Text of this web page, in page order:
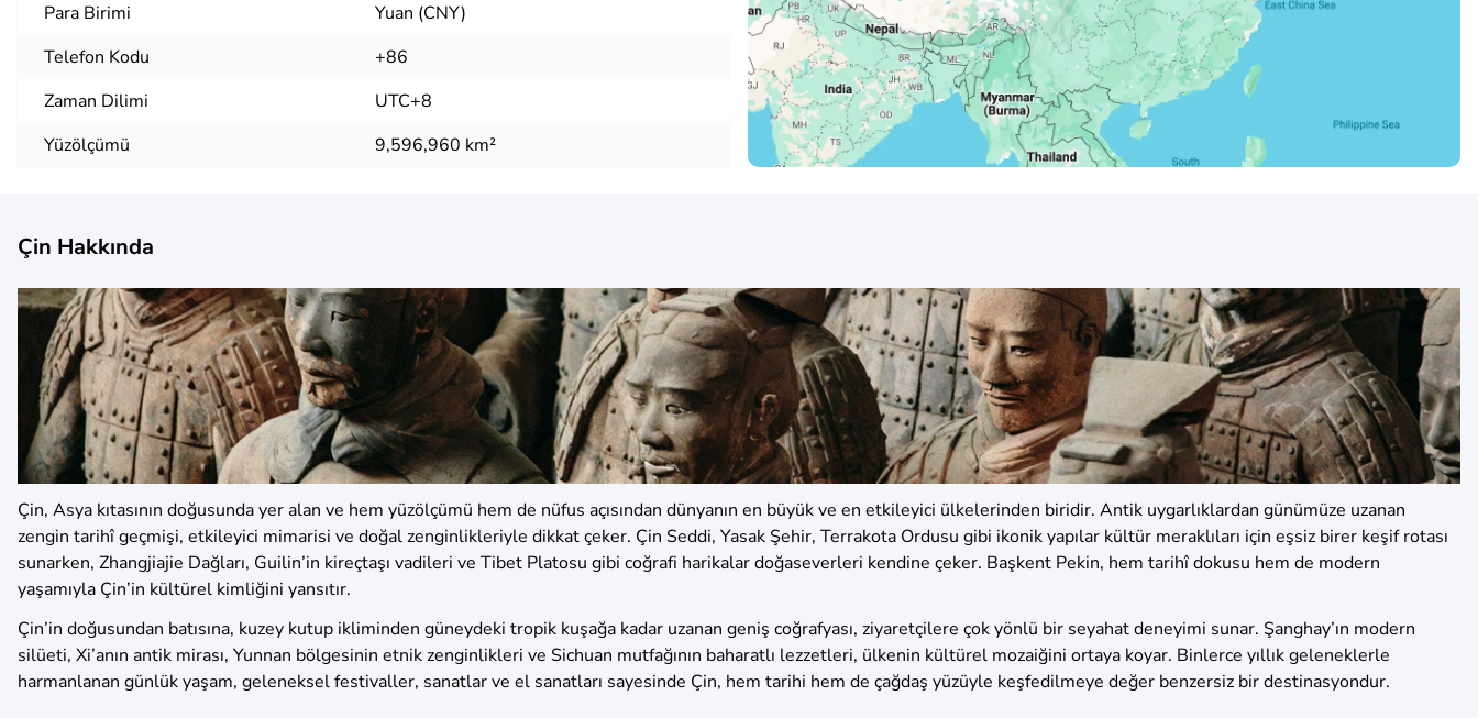
Para Birimi
Yuan (CNY)
Telefon Kodu
+86
Zaman Dilimi
UTC+8
Yüzölçümü
9,596,960 km²
Çin Hakkında
Çin, Asya kıtasının doğusunda yer alan ve hem yüzölçümü hem de nüfus açısından dünyanın en büyük ve en etkileyici ülkelerinden biridir. Antik uygarlıklardan günümüze uzanan
zengin tarihî geçmişi, etkileyici mimarisi ve doğal zenginlikleriyle dikkat çeker. Çin Seddi, Yasak Şehir, Terrakota Ordusu gibi ikonik yapılar kültür meraklıları için eşsiz birer keşif rotası
sunarken, Zhangjiajie Dağları, Guilin’in kireçtaşı vadileri ve Tibet Platosu gibi coğrafi harikalar doğaseverleri kendine çeker. Başkent Pekin, hem tarihî dokusu hem de modern
yaşamıyla Çin’in kültürel kimliğini yansıtır.
Çin’in doğusundan batısına, kuzey kutup ikliminden güneydeki tropik kuşağa kadar uzanan geniş coğrafyası, ziyaretçilere çok yönlü bir seyahat deneyimi sunar. Şanghay’ın modern
silüeti, Xi’anın antik mirası, Yunnan bölgesinin etnik zenginlikleri ve Sichuan mutfağının baharatlı lezzetleri, ülkenin kültürel mozaiğini ortaya koyar. Binlerce yıllık geleneklerle
harmanlanan günlük yaşam, geleneksel festivaller, sanatlar ve el sanatları sayesinde Çin, hem tarihi hem de çağdaş yüzüyle keşfedilmeye değer benzersiz bir destinasyondur.